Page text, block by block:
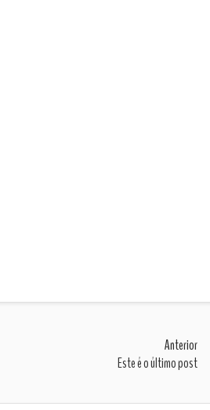
Anterior
Este é o último post